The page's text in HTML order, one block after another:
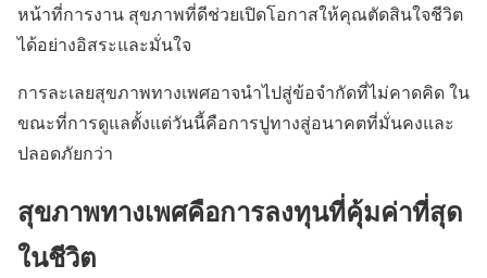
หน้าที่การงาน สุขภาพที่ดีช่วยเปิดโอกาสให้คุณตัดสินใจชีวิต
ได้อย่างอิสระและมั่นใจ
การละเลยสุขภาพทางเพศอาจนำไปสู่ข้อจำกัดที่ไม่คาดคิด ใน
ขณะที่การดูแลตั้งแต่วันนี้คือการปูทางสู่อนาคตที่มั่นคงและ
ปลอดภัยกว่า
สุขภาพทางเพศคือการลงทุนที่คุ้มค่าที่สุด
ในชีวิต